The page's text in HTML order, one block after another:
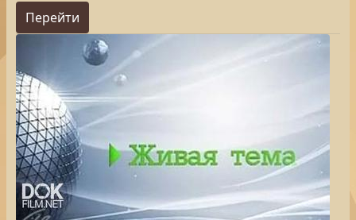
Перейти